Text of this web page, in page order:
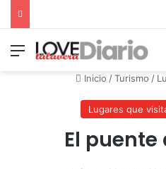
Menú
Inicio /Turismo /
Lugares que
El puente